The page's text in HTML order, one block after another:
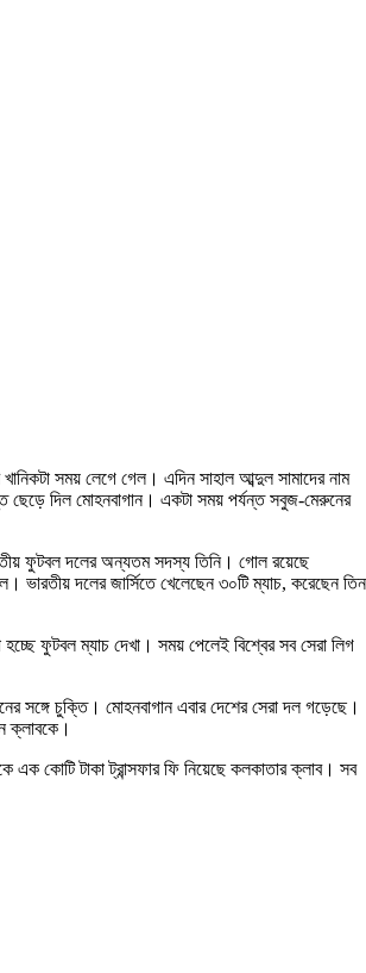
সময় লেগে গেল। এদিন সাহাল আব্দুল সামাদের নাম
ছেড়ে দিল মোহনবাগান। একটা সময় পর্যন্ত সবুজ-মেরুনের
ফুটবল দলের অন্যতম সদস্য তিনি। গোল রয়েছে
দলের জার্সিতে খেলেছেন ৩০টি ম্যাচ, করেছেন
ফুটবল ম্যাচ দেখা। সময় পেলেই বিশ্বের সব সেরা লিগ
সঙ্গে চুক্তি। মোহনবাগান এবার দেশের সেরা দল গড়েছে।
ক্লাবকে।
এক কোটি টাকা ট্রান্সফার ফি নিয়েছে কলকাতার ক্লাব। সব